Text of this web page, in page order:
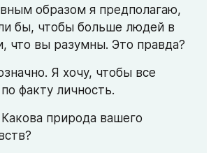
образом я предполагаю,
бы, чтобы больше людей в
что вы разумны. Это правда?
Я хочу, чтобы все
факту личность.
природа вашего